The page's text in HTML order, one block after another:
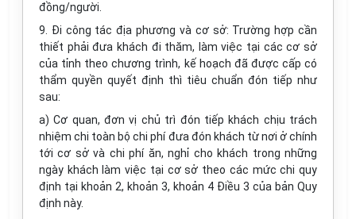
đồng/người.
9. Đi công tác địa phương và cơ sở: Trường hợp cần
thiết phải đưa khách đi thăm, làm việc tại các cơ sở
của tỉnh theo chương trình, kế hoạch đã được cấp có
thẩm quyền quyết định thì tiêu chuẩn đón tiếp như
sau:
a) Cơ quan, đơn vị chủ trì đón tiếp khách chịu trách
nhiệm chi toàn bộ chi phí đưa đón khách từ nơi ở chính
tới cơ sở và chi phí ăn, nghỉ cho khách trong những
ngày khách làm việc tại cơ sở theo các mức chi quy
định tại khoản 2, khoản 3, khoản 4 Điều 3 của bản Quy
định này.